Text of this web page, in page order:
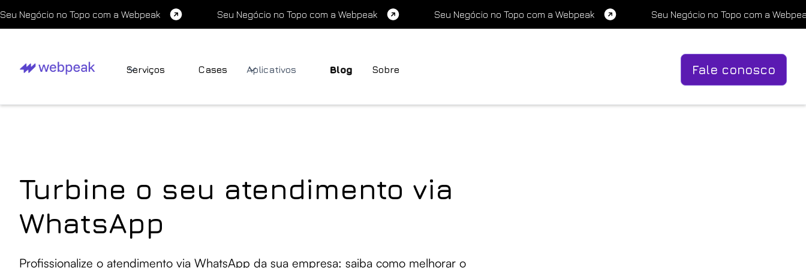
Seu Negócio no Topo com a Webpeak Seu Negócio no Topo com a Webpeak Seu Negócio no Topo com a Webpeak Seu Negócio no Topo com a
Serviços Cases Aplicativos Blog Sobre Fale conosco
Turbine o seu atendimento via
WhatsApp
Profissionalize o atendimento via WhatsApp da sua empresa: saiba como melhorar o